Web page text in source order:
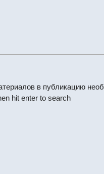
в публикацию
hit enter to search